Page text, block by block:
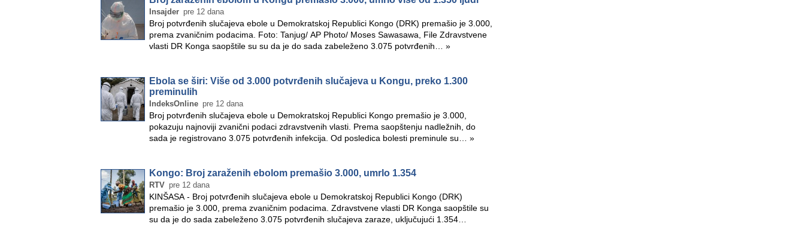
Insajder pre 12 dana
Broj potvrđenih slučajeva ebole u ​​Demokratskoj Republici Kongo (DRK) premašio je 3.000,
prema zvaničnim podacima. Foto: Tanjug/ AP Photo/ Moses Sawasawa, File Zdravstvene
vlasti DR Konga saopštile su su da je do sada zabeleženo 3.075 potvrđenih… »
Ebola se širi: Više od 3.000 potvrđenih slučajeva u Kongu, preko 1.300
preminulih
IndeksOnline pre 12 dana
Broj potvrđenih slučajeva ebole u Demokratskoj Republici Kongo premašio je 3.000,
pokazuju najnoviji zvanični podaci zdravstvenih vlasti. Prema saopštenju nadležnih, do
sada je registrovano 3.075 potvrđenih infekcija. Od posledica bolesti preminule su… »
Kongo: Broj zaraženih ebolom premašio 3.000, umrlo 1.354
RTV pre 12 dana
KINŠASA - Broj potvrđenih slučajeva ebole u Demokratskoj Republici Kongo (DRK)
premašio je 3.000, prema zvaničnim podacima. Zdravstvene vlasti DR Konga saopštile su
su da je do sada zabeleženo 3.075 potvrđenih slučajeva zaraze, uključujući 1.354